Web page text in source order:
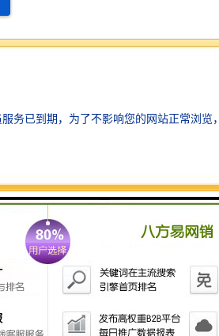
国际E城，是TCL地产成功开发的
目位于深圳市南山区，毗邻深圳高
，周边交通枢纽密集，是TCL集团
245-350-470-560-700-1000-
平米。
科技园北区
南山西丽